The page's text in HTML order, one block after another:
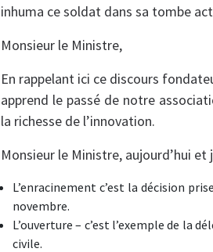
inhuma ce soldat dans sa tombe
Monsieur le Ministre,
En rappelant ici ce discours
apprend le passé de notre
la richesse de l’innovation.
Monsieur le Ministre, aujourd’hui
L’enracinement c’est la décision
novembre.
L’ouverture – c’est l’exemple de la
civile.